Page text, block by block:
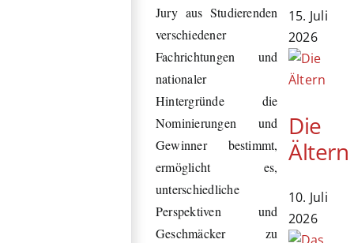
Jury aus Studierenden
verschiedener
Fachrichtungen und
nationaler
Hintergründe die
Nominierungen und
Gewinner bestimmt,
ermöglicht es,
unterschiedliche
Perspektiven und
Geschmäcker zu
15. Juli
2026
Die
Ältern
10. Juli
2026